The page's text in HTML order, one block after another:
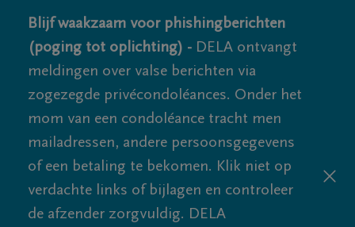
Blijf waakzaam voor phishingberichten
(poging tot oplichting) - DELA ontvangt
meldingen over valse berichten via
zogezegde privécondoléances. Onder het
mom van een condoléance tracht men
mailadressen, andere persoonsgegevens
of een betaling te bekomen. Klik niet op
verdachte links of bijlagen en controleer
de afzender zorgvuldig. DELA